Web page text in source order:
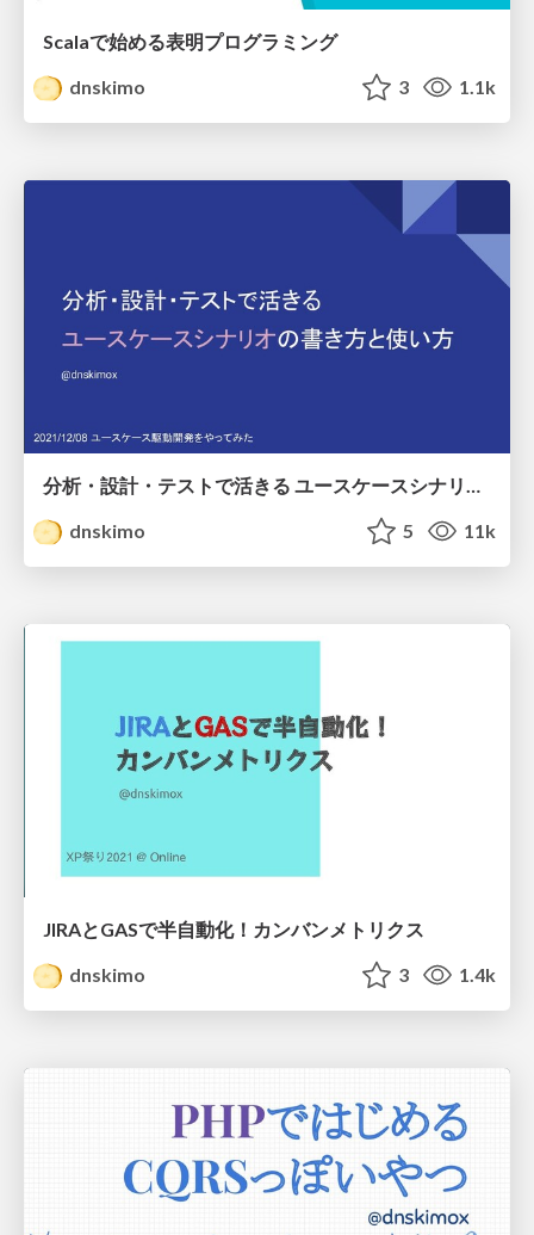
Scalaで始める表明プログラミング
dnskimo
3 1.1k
分析・設計・テストで活きる ユースケースシナリオの書き方と使い方
dnskimo
5 11k
JIRAとGASで半自動化！カンバンメトリクス
dnskimo
3 1.4k